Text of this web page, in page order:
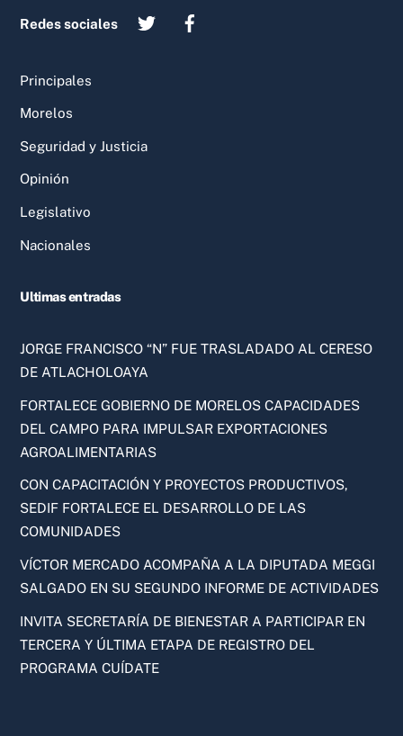
Redes sociales
Principales
Morelos
Seguridad y Justicia
Opinión
Legislativo
Nacionales
Ultimas entradas
JORGE FRANCISCO “N” FUE TRASLADADO AL CERESO
DE ATLACHOLOAYA
FORTALECE GOBIERNO DE MORELOS CAPACIDADES
DEL CAMPO PARA IMPULSAR EXPORTACIONES
AGROALIMENTARIAS
CON CAPACITACIÓN Y PROYECTOS PRODUCTIVOS,
SEDIF FORTALECE EL DESARROLLO DE LAS
COMUNIDADES
VÍCTOR MERCADO ACOMPAÑA A LA DIPUTADA MEGGI
SALGADO EN SU SEGUNDO INFORME DE ACTIVIDADES
INVITA SECRETARÍA DE BIENESTAR A PARTICIPAR EN
TERCERA Y ÚLTIMA ETAPA DE REGISTRO DEL
PROGRAMA CUÍDATE